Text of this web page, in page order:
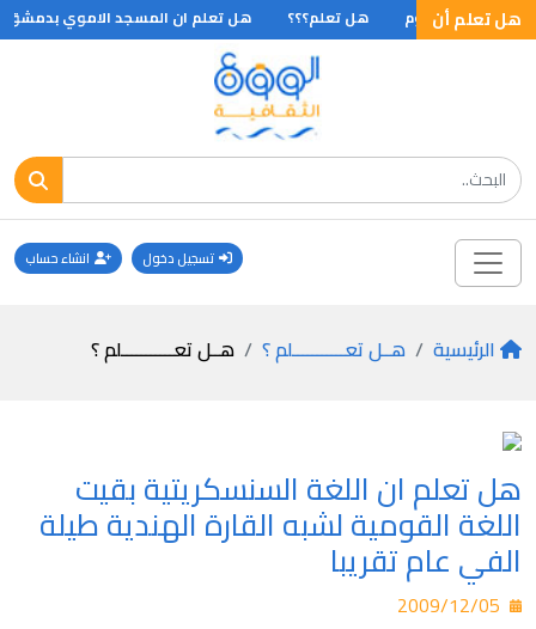
هل تعلم أن
منتج للالمنيوم هل تعلم؟؟؟ هل تعلم ان المسجد الاموي بدمشق يبلغ طوله 136 مترا وعرضه 37 مترا وتعلوه
تسجيل دخول انشاء حساب
الرئيسية هــل تعـــــــــــلم ؟ هــل تعـــــــــــلم ؟
هل تعلم ان اللغة السنسكريتية بقيت
اللغة القومية لشبه القارة الهندية طيلة
الفي عام تقريبا